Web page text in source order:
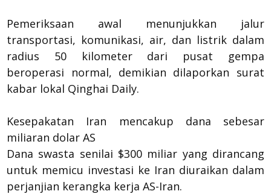
Pemeriksaan awal menunjukkan jalur
transportasi, komunikasi, air, dan listrik dalam
radius 50 kilometer dari pusat gempa
beroperasi normal, demikian dilaporkan surat
kabar lokal Qinghai Daily.
Kesepakatan Iran mencakup dana sebesar
miliaran dolar AS
Dana swasta senilai $300 miliar yang dirancang
untuk memicu investasi ke Iran diuraikan dalam
perjanjian kerangka kerja AS-Iran.